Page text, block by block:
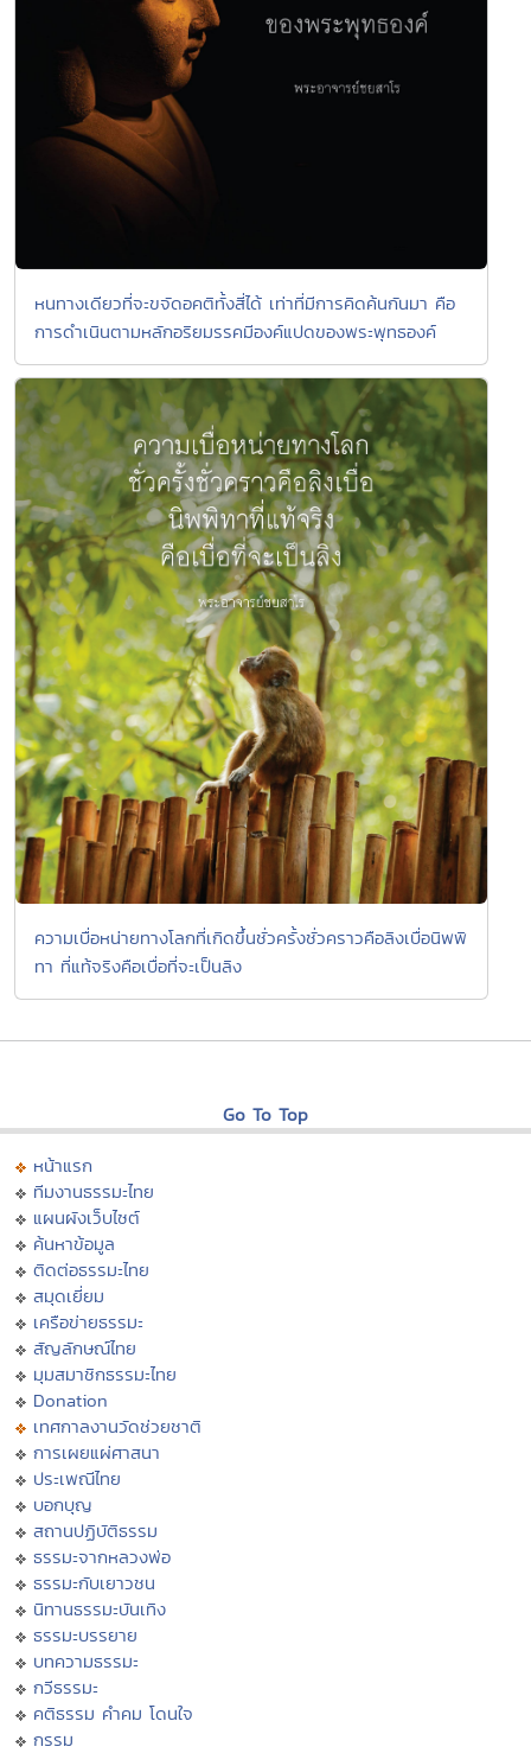
หนทางเดียวที่จะขจัดอคติทั้งสี่ได้ เท่าที่มีการคิดค้นกันมา คือ
การดำเนินตามหลักอริยมรรคมีองค์แปดของพระพุทธองค์
ความเบื่อหน่ายทางโลกที่เกิดขึ้นชั่วครั้งชั่วคราวคือลิงเบื่อนิพพิ
ทา ที่แท้จริงคือเบื่อที่จะเป็นลิง
Go To Top
หน้าแรก
ทีมงานธรรมะไทย
แผนผังเว็บไซต์
ค้นหาข้อมูล
ติดต่อธรรมะไทย
สมุดเยี่ยม
เครือข่ายธรรมะ
สัญลักษณ์ไทย
มุมสมาชิกธรรมะไทย
Donation
เทศกาลงานวัดช่วยชาติ
การเผยแผ่ศาสนา
ประเพณีไทย
บอกบุญ
สถานปฏิบัติธรรม
ธรรมะจากหลวงพ่อ
ธรรมะกับเยาวชน
นิทานธรรมะบันเทิง
ธรรมะบรรยาย
บทความธรรมะ
กวีธรรมะ
คติธรรม คำคม โดนใจ
กรรม